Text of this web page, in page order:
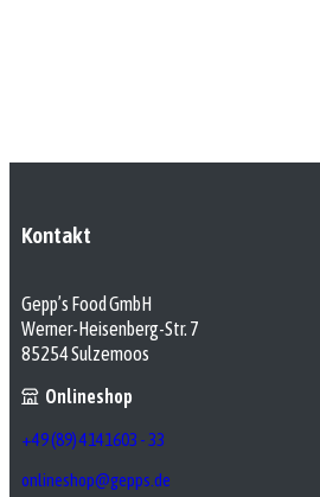
Kontakt
Gepp’s Food GmbH
Werner-Heisenberg-Str. 7
85254 Sulzemoos
Onlineshop
+49 (89) 4141603 - 33
onlineshop@gepps.de